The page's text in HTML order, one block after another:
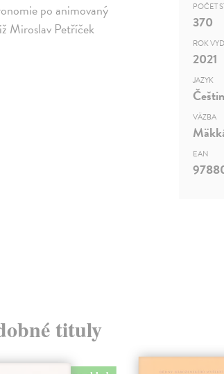
po animovaný
Miroslav Petříček
POČET
370
ROK
2021
JAZYK
VÄZBA
EAN
tituly